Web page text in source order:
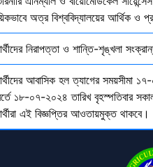
অত্র বিশ্ববিদ্যালয়ের আর্থিক ও
নিরাপত্তা ও শান্তি-শৃঙ্খলা
আবাসিক হল ত্যাগের সময়সীমা
১৮-০৭-২০২৪ তারিখ বৃহস্পতিবার
এই বিজ্ঞপ্তির আওতায়মুক্ত থাকবে।